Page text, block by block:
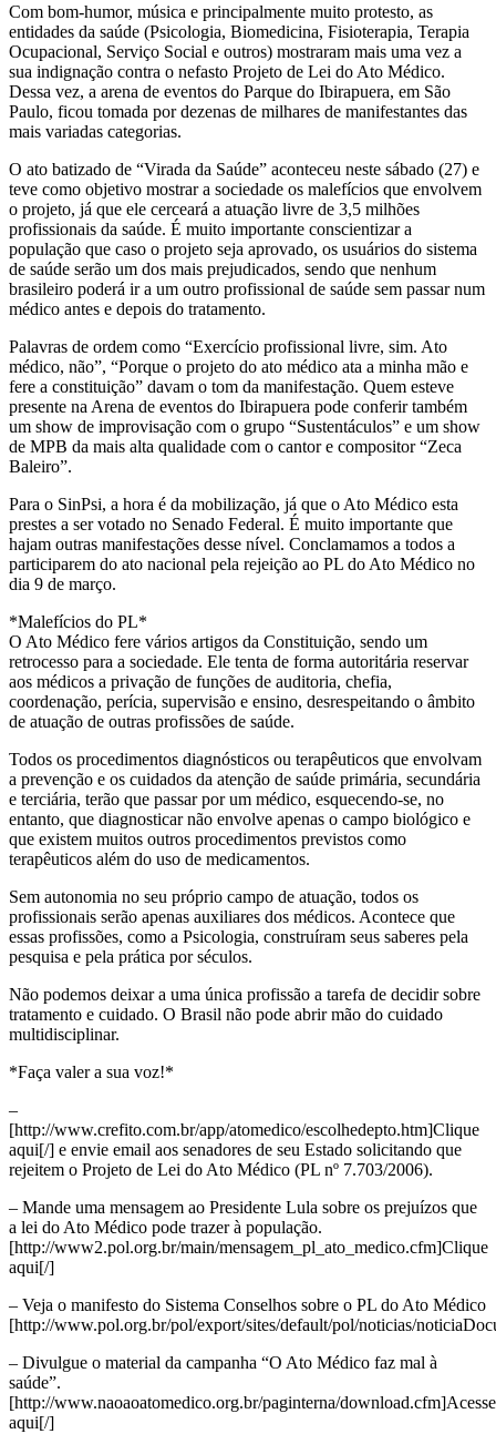
Com bom-humor, música e principalmente muito protesto, as
entidades da saúde (Psicologia, Biomedicina, Fisioterapia, Terapia
Ocupacional, Serviço Social e outros) mostraram mais uma vez a
sua indignação contra o nefasto Projeto de Lei do Ato Médico.
Dessa vez, a arena de eventos do Parque do Ibirapuera, em São
Paulo, ficou tomada por dezenas de milhares de manifestantes das
mais variadas categorias.
O ato batizado de “Virada da Saúde” aconteceu neste sábado (27) e
teve como objetivo mostrar a sociedade os malefícios que envolvem
o projeto, já que ele cerceará a atuação livre de 3,5 milhões
profissionais da saúde. É muito importante conscientizar a
população que caso o projeto seja aprovado, os usuários do sistema
de saúde serão um dos mais prejudicados, sendo que nenhum
brasileiro poderá ir a um outro profissional de saúde sem passar num
médico antes e depois do tratamento.
Palavras de ordem como “Exercício profissional livre, sim. Ato
médico, não”, “Porque o projeto do ato médico ata a minha mão e
fere a constituição” davam o tom da manifestação. Quem esteve
presente na Arena de eventos do Ibirapuera pode conferir também
um show de improvisação com o grupo “Sustentáculos” e um show
de MPB da mais alta qualidade com o cantor e compositor “Zeca
Baleiro”.
Para o SinPsi, a hora é da mobilização, já que o Ato Médico esta
prestes a ser votado no Senado Federal. É muito importante que
hajam outras manifestações desse nível. Conclamamos a todos a
participarem do ato nacional pela rejeição ao PL do Ato Médico no
dia 9 de março.
*Malefícios do PL*
O Ato Médico fere vários artigos da Constituição, sendo um
retrocesso para a sociedade. Ele tenta de forma autoritária reservar
aos médicos a privação de funções de auditoria, chefia,
coordenação, perícia, supervisão e ensino, desrespeitando o âmbito
de atuação de outras profissões de saúde.
Todos os procedimentos diagnósticos ou terapêuticos que envolvam
a prevenção e os cuidados da atenção de saúde primária, secundária
e terciária, terão que passar por um médico, esquecendo-se, no
entanto, que diagnosticar não envolve apenas o campo biológico e
que existem muitos outros procedimentos previstos como
terapêuticos além do uso de medicamentos.
Sem autonomia no seu próprio campo de atuação, todos os
profissionais serão apenas auxiliares dos médicos. Acontece que
essas profissões, como a Psicologia, construíram seus saberes pela
pesquisa e pela prática por séculos.
Não podemos deixar a uma única profissão a tarefa de decidir sobre
tratamento e cuidado. O Brasil não pode abrir mão do cuidado
multidisciplinar.
*Faça valer a sua voz!*
–
[http://www.crefito.com.br/app/atomedico/escolhedepto.htm]Clique
aqui[/] e envie email aos senadores de seu Estado solicitando que
rejeitem o Projeto de Lei do Ato Médico (PL nº 7.703/2006).
– Mande uma mensagem ao Presidente Lula sobre os prejuízos que
a lei do Ato Médico pode trazer à população.
[http://www2.pol.org.br/main/mensagem_pl_ato_medico.cfm]Clique
aqui[/]
– Veja o manifesto do Sistema Conselhos sobre o PL do Ato Médico
[http://www.pol.org.br/pol/export/sites/default/pol/noticias/
– Divulgue o material da campanha “O Ato Médico faz mal à
saúde”.
[http://www.naoaoatomedico.org.br/paginterna/download.cfm]Acesse
aqui[/]